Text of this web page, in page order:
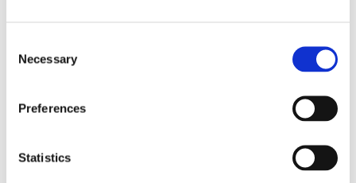
Selection
Necessary
Preferences
Statistics
LED-extraljusramp: 1 st Vision X XPR-12M
stadigt montage i krockbalk